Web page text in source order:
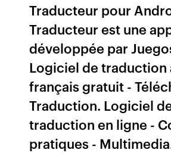
Traducteur pour
Traducteur est une
développée par
Logiciel de traduction
français gratuit -
Traduction. Logiciel
traduction en ligne -
pratiques -